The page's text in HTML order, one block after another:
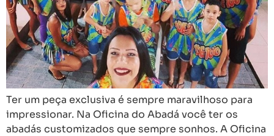
Ter um peça exclusiva é sempre maravilhoso para
impressionar. Na Oficina do Abadá você ter os
abadás customizados que sempre sonhos. A Oficina